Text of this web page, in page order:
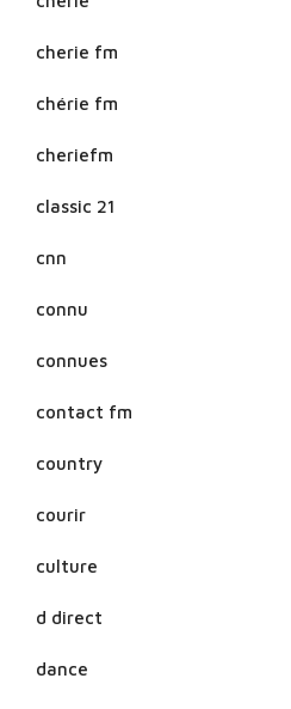
cherie fm
chérie fm
cheriefm
classic 21
cnn
connu
connues
contact fm
country
courir
culture
d direct
dance